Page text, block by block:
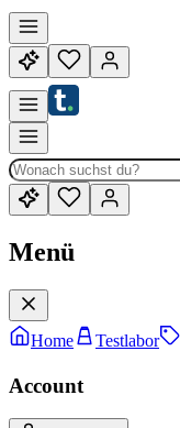
Menü
Home Testlabor
Account